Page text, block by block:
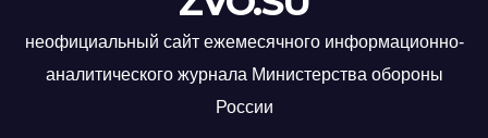
неофициальный сайт ежемесячного информационно-
аналитического журнала Министерства обороны
России